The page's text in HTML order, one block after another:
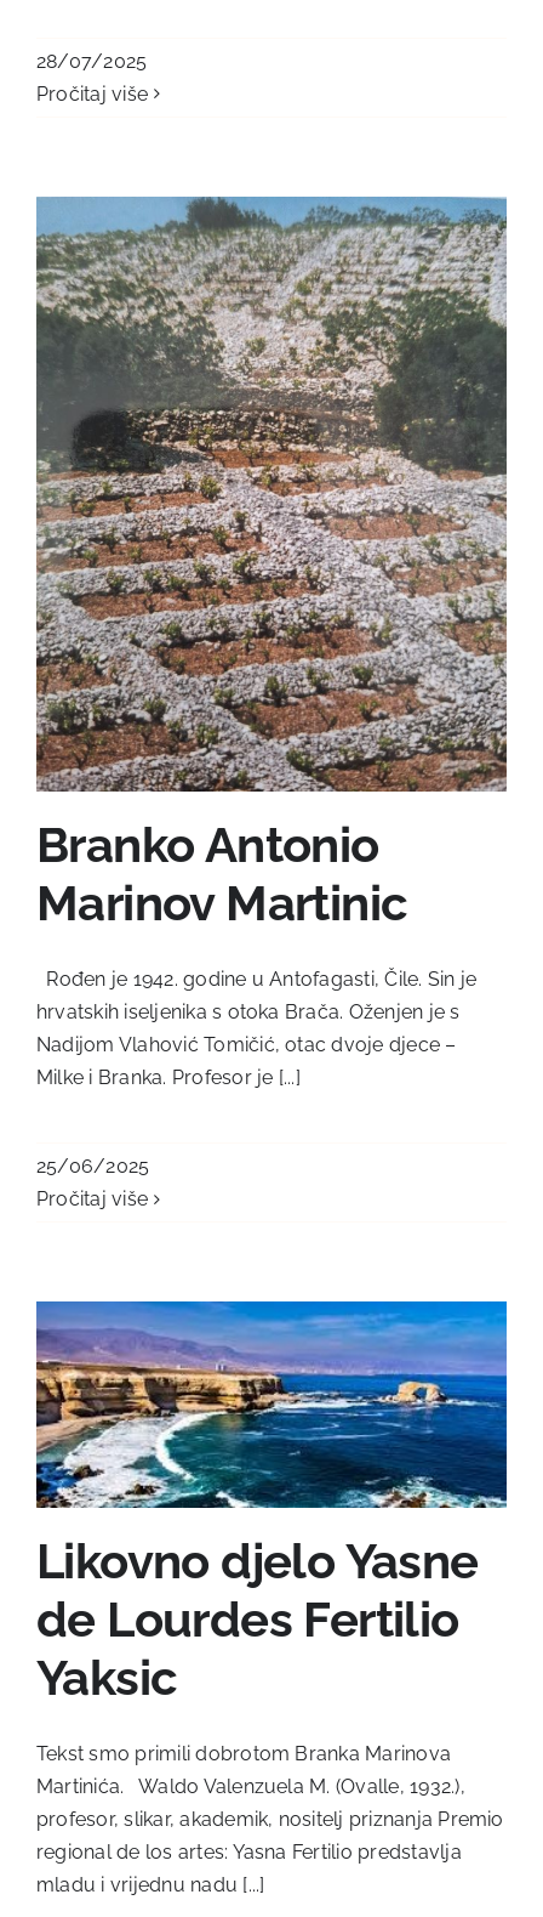
28/07/2025
Pročitaj više
Branko Antonio
Marinov Martinic
Rođen je 1942. godine u Antofagasti, Čile. Sin je
hrvatskih iseljenika s otoka Brača. Oženjen je s
Nadijom Vlahović Tomičić, otac dvoje djece –
Milke i Branka. Profesor je [...]
25/06/2025
Pročitaj više
Likovno djelo Yasne
de Lourdes Fertilio
Yaksic
Tekst smo primili dobrotom Branka Marinova
Martinića. Waldo Valenzuela M. (Ovalle, 1932.),
profesor, slikar, akademik, nositelj priznanja Premio
regional de los artes: Yasna Fertilio predstavlja
mladu i vrijednu nadu [...]